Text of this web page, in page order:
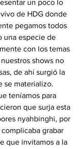
un poco lo
de HDG donde
pegamos todos
una especie de
con los temas
shows no
de ahí surgió la
se materializo.
teníamos para
que surja esta
nyahbinghi, por
grabar
que invitamos a la